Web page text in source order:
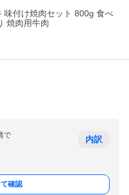
味付け焼肉セット 800g 食べ
焼肉用牛肉
で 内訳
確認